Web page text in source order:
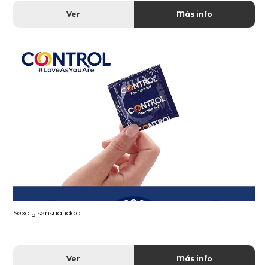
Ver Más info
Sexo y sensualidad...
Ver Más info